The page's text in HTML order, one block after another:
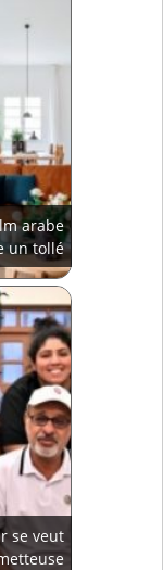
arabe
un tollé
se veut